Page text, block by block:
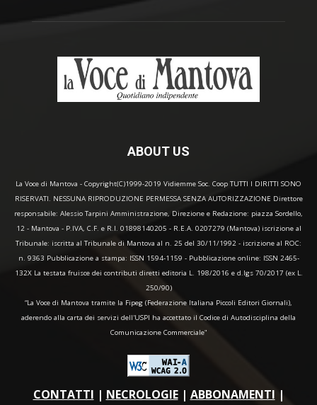
ABOUT US
La Voce di Mantova - Copyright(C)1999-2019 Vidiemme Soc. Coop TUTTI I DIRITTI SONO
RISERVATI. NESSUNA RIPRODUZIONE PERMESSA SENZA AUTORIZZAZIONE Direttore
responsabile: Alessio Tarpini Amministrazione, Direzione e Redazione: piazza Sordello,
12 - Mantova - P.IVA, C.F. e R.I. 01898140205 - R.E.A. 0207279 (Mantova) iscrizione al
Tribunale: iscritta al Tribunale di Mantova al n. 25 del 30/11/1992 - iscrizione al ROC:
n. 9363 Pubblicazione a stampa: ISSN 1594-1159 - Pubblicazione online: ISSN 2465-
132X La testata fruisce dei contributi diretti editoria L. 198/2016 e d.lgs 70/2017 (ex L.
250/90)
“La Voce di Mantova tramite la Fipeg (Federazione Italiana Piccoli Editori Giornali),
aderendo alla carta dei servizi dell'USPI ha accettato il Codice di Autodisciplina della
Comunicazione Commerciale"
CONTATTI | NECROLOGIE| ABBONAMENTI |